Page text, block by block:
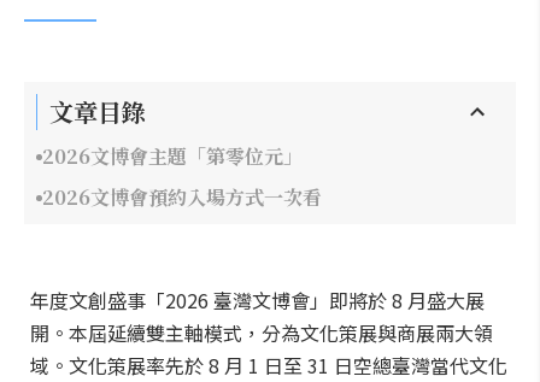
文章目錄
2026文博會主題「第零位元」
2026文博會預約入場方式一次看
年度文創盛事「2026 臺灣文博會」即將於 8 月盛大展
開。本屆延續雙主軸模式，分為文化策展與商展兩大領
域。文化策展率先於 8 月 1 日至 31 日空總臺灣當代文化